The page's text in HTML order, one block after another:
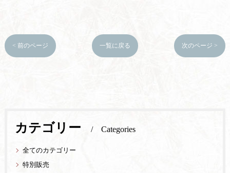
< 前のページ 一覧に戻る 次のページ >
カテゴリー Categories
全てのカテゴリー
特別販売